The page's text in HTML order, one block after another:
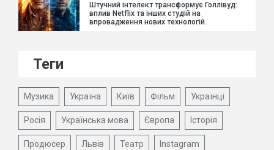
Штучний інтелект трансформує Голлівуд:
вплив Netflix та інших студій на
впровадження нових технологій.
Теги
Музика Україна Київ Фільм Українці
Росія Українська мова Європа Історія
Продюсер Львів Театр Instagram